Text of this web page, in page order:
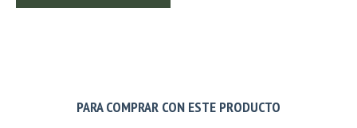
PARA COMPRAR CON ESTE PRODUCTO